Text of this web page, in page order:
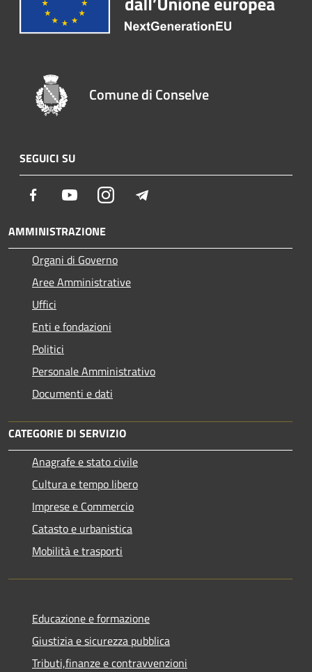
Comune di Conselve
SEGUICI SU
Facebook YoutubeInstagram
AMMINISTRAZIONE
Organi di Governo
Aree Amministrative
Uffici
Enti e fondazioni
Politici
Personale Amministrativo
Documenti e dati
CATEGORIE DI SERVIZIO
Anagrafe e stato civile
Cultura e tempo libero
Imprese e Commercio
Catasto e urbanistica
Mobilità e trasporti
Educazione e formazione
Giustizia e sicurezza pubblica
Tributi,finanze e contravvenzioni